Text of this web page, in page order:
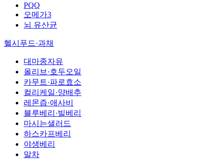
PQQ
오메가3
뇌 유산균
헬시푸드·과채
대마종자유
올리브·호두오일
카무트·파로효소
컬리케일·양배추
레몬즙·애사비
블루베리·빌베리
마시는샐러드
하스카프베리
야생베리
말차